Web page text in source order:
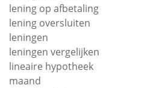
lening op afbetaling
lening oversluiten
leningen
leningen vergelijken
lineaire hypotheek
maand